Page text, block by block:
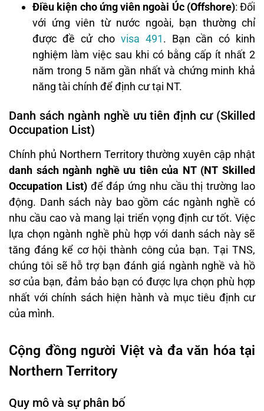
Điều kiện cho ứng viên ngoài Úc (Offshore): Đối
với ứng viên từ nước ngoài, bạn thường chỉ
được đề cử chovisa 491. Bạn cần có kinh
nghiệm làm việc sau khi có bằng cấp ít nhất 2
năm trong 5 năm gần nhất và chứng minh khả
năng tài chính để định cư tại NT.
Danh sách ngành nghề ưu tiên định cư (Skilled
Occupation List)
Chính phủ Northern Territory thường xuyên cập nhật
danh sách ngành nghề ưu tiên của NT (NT Skilled
Occupation List)để đáp ứng nhu cầu thị trường lao
động. Danh sách này bao gồm các ngành nghề có
nhu cầu cao và mang lại triển vọng định cư tốt. Việc
lựa chọn ngành nghề phù hợp với danh sách này sẽ
tăng đáng kể cơ hội thành công của bạn. Tại TNS,
chúng tôi sẽ hỗ trợ bạn đánh giá ngành nghề và hồ
sơ của bạn, đảm bảo bạn có được lựa chọn phù hợp
nhất với chính sách hiện hành và mục tiêu định cư
của mình.
Cộng đồng người Việt và đa văn hóa tại
Northern Territory
Quy mô và sự phân bố